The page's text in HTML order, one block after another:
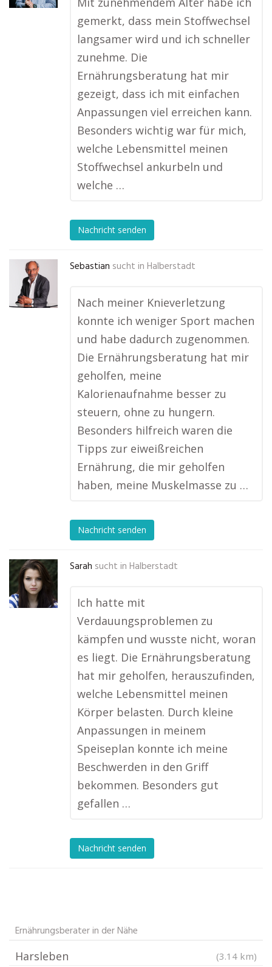
gemerkt, dass mein Stoffwechsel
langsamer wird und ich schneller
zunehme. Die
Ernährungsberatung hat mir
gezeigt, dass ich mit einfachen
Anpassungen viel erreichen kann.
Besonders wichtig war für mich,
welche Lebensmittel meinen
Stoffwechsel ankurbeln und
welche …
Nachricht senden
Sebastian sucht in Halberstadt
Nach meiner Knieverletzung
konnte ich weniger Sport machen
und habe dadurch zugenommen.
Die Ernährungsberatung hat mir
geholfen, meine
Kalorienaufnahme besser zu
steuern, ohne zu hungern.
Besonders hilfreich waren die
Tipps zur eiweißreichen
Ernährung, die mir geholfen
haben, meine Muskelmasse zu …
Nachricht senden
Sarah sucht in Halberstadt
Ich hatte mit
Verdauungsproblemen zu
kämpfen und wusste nicht, woran
es liegt. Die Ernährungsberatung
hat mir geholfen, herauszufinden,
welche Lebensmittel meinen
Körper belasten. Durch kleine
Anpassungen in meinem
Speiseplan konnte ich meine
Beschwerden in den Griff
bekommen. Besonders gut
gefallen …
Nachricht senden
Ernährungsberater in der Nähe
Harsleben (3.14 km)